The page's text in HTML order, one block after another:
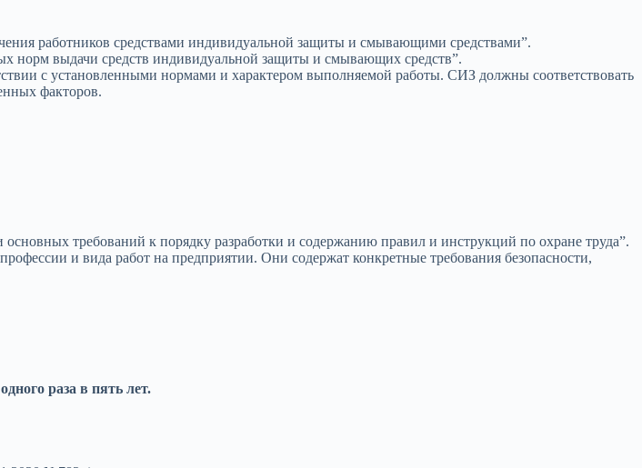
работников средствами индивидуальной защиты и смывающими средствами”.
норм выдачи средств индивидуальной защиты и смывающих средств”.
с установленными нормами и характером выполняемой работы. СИЗ должны соответствовать
факторов.
требований к порядку разработки и содержанию правил и инструкций по охране труда”.
и вида работ на предприятии. Они содержат конкретные требования безопасности,
раза в пять лет.